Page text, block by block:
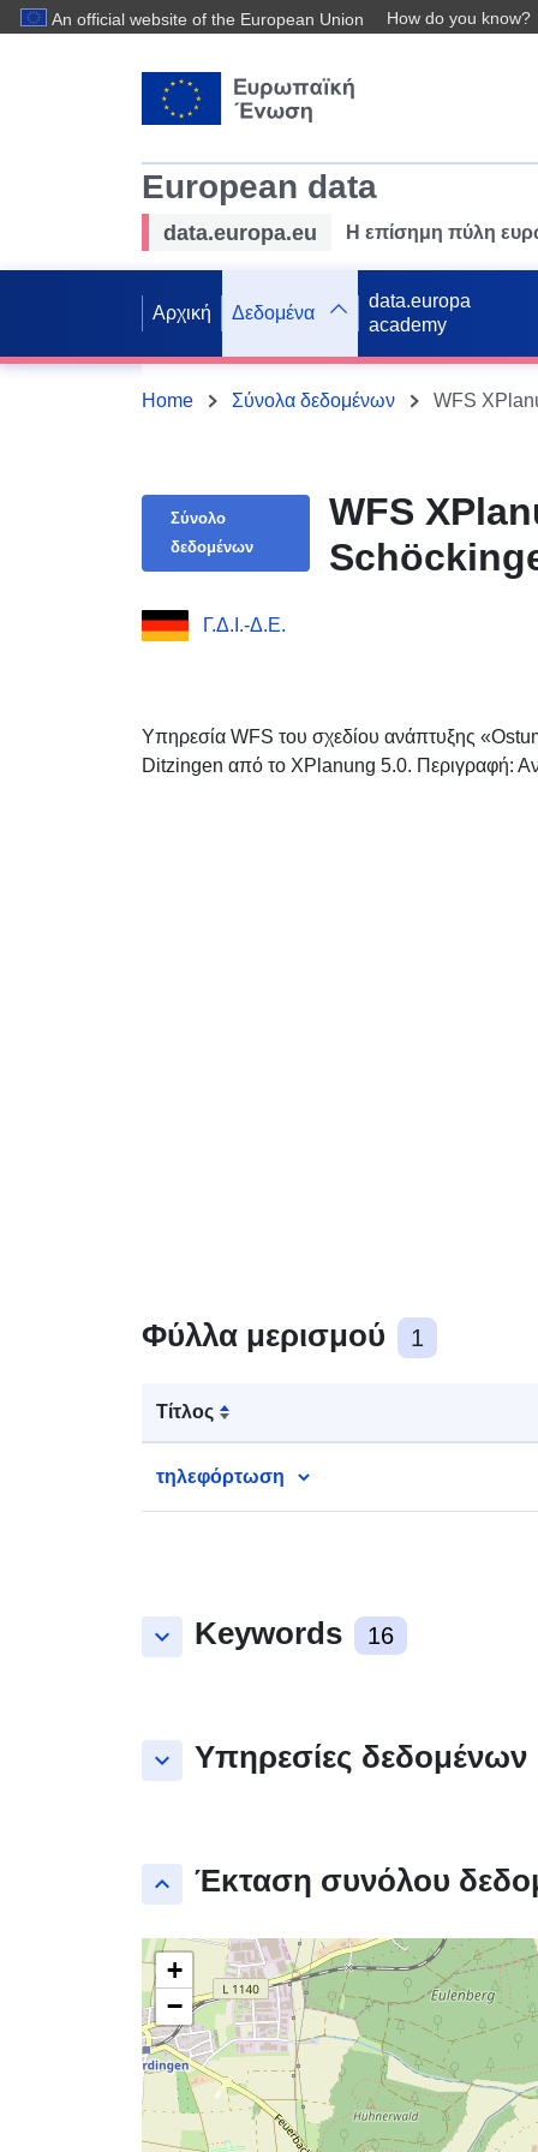
An official website of the European Union How do you know?
European data
data.europa.eu Η επίσημη πύλη
Αρχική Δεδομένα
data.europa
academy
Home Σύνολα δεδομένων WFS
Σύνολο
δεδομένων
WFS
Γ.Δ.Ι.-Δ.Ε.
Υπηρεσία WFS του σχεδίου ανάπτυξης
Ditzingen από το XPlanung 5.0. Περιγραφή:
Φύλλα μερισμού 1
Τίτλος
τηλεφόρτωση
keyboard_arrow_down Keywords 16
keyboard_arrow_down Υπηρεσίες δεδομένων
keyboard_arrow_up Έκταση συνόλου
+
−